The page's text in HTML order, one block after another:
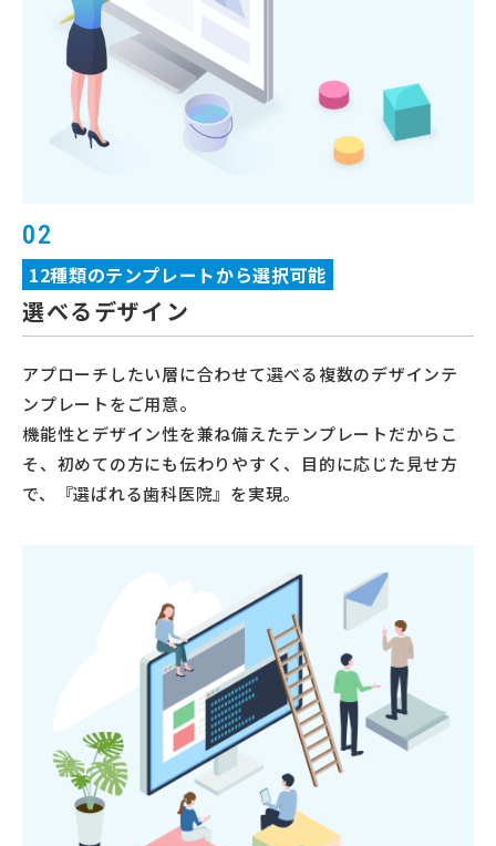
02
12種類のテンプレートから選択可能
選べるデザイン
アプローチしたい層に合わせて選べる複数のデザインテ
ンプレートをご用意。
機能性とデザイン性を兼ね備えたテンプレートだからこ
そ、初めての方にも伝わりやすく、目的に応じた見せ方
で、『選ばれる歯科医院』を実現。